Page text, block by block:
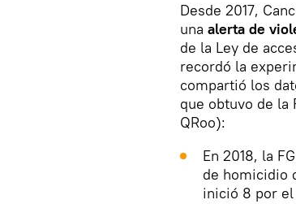
Desde 2017,
una alerta de
de la Ley de
recordó la
compartió los
que obtuvo de la
QRoo):
En 2018, la
de homicidio
inició 8 por